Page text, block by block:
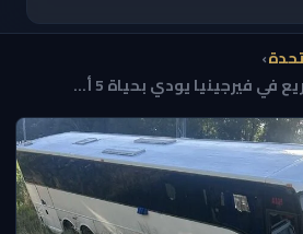
›
فيرجينيا يودي بحياة 5 أ...